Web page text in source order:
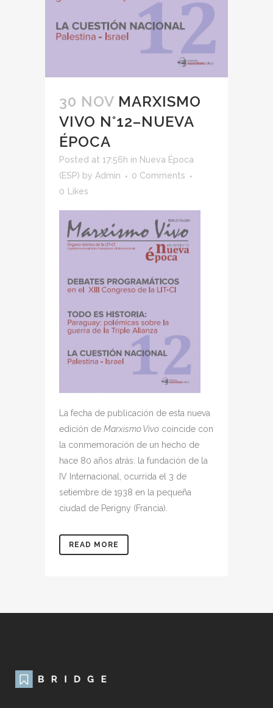
30 NOV MARXISMO
VIVO N°12–NUEVA
ÉPOCA
Posted at 17:56h in Nueva Época
(ESP) by Admin
0 Comments
0
Likes
La fecha de publicación de esta nueva
edición de Marxismo Vivo coincide con
la conmemoración de un hecho de
hace 80 años atrás: la fundación de la
IV Internacional, ocurrida el 3 de
setiembre de 1938 en la pequeña
ciudad de Perigny (Francia).
READ MORE